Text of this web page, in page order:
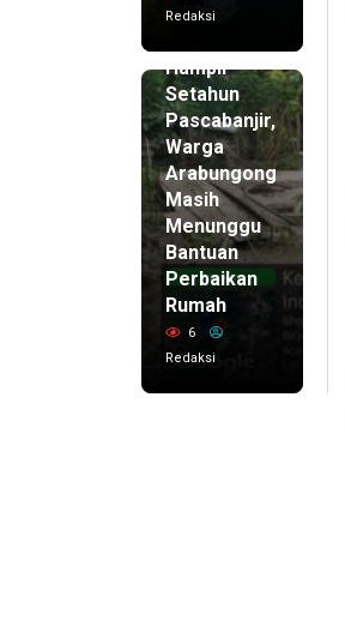
Redaksi
Hampir
Setahun
Pascabanjir,
Warga
Arabungong
Masih
Menunggu
Bantuan
Perbaikan
Rumah
6
Redaksi